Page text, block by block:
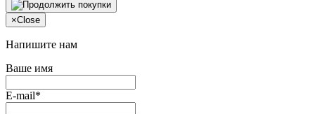
×Close
Напишите нам
Ваше имя
E-mail*